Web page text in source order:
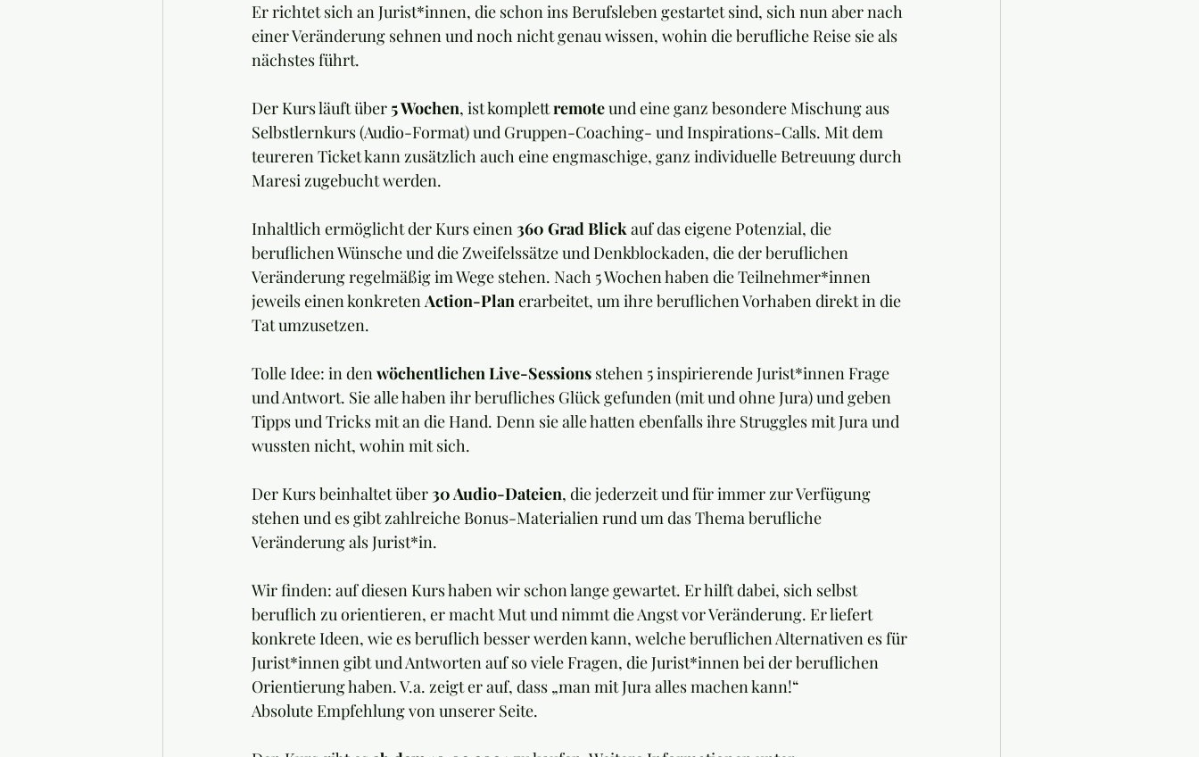
Er richtet sich an Jurist*innen, die schon ins Berufsleben gestartet sind, sich nun aber nach
einer Veränderung sehnen und noch nicht genau wissen, wohin die berufliche Reise sie als
nächstes führt.
Der Kurs läuft über 5 Wochen, ist komplett remote und eine ganz besondere Mischung aus
Selbstlernkurs (Audio-Format) und Gruppen-Coaching- und Inspirations-Calls. Mit dem
teureren Ticket kann zusätzlich auch eine engmaschige, ganz individuelle Betreuung durch
Maresi zugebucht werden.
Inhaltlich ermöglicht der Kurs einen 360 Grad Blick auf das eigene Potenzial, die
beruflichen Wünsche und die Zweifelssätze und Denkblockaden, die der beruflichen
Veränderung regelmäßig im Wege stehen. Nach 5 Wochen haben die Teilnehmer*innen
jeweils einen konkreten Action-Plan erarbeitet, um ihre beruflichen Vorhaben direkt in die
Tat umzusetzen.
Tolle Idee: in den wöchentlichen Live-Sessions stehen 5 inspirierende Jurist*innen Frage
und Antwort. Sie alle haben ihr berufliches Glück gefunden (mit und ohne Jura) und geben
Tipps und Tricks mit an die Hand. Denn sie alle hatten ebenfalls ihre Struggles mit Jura und
wussten nicht, wohin mit sich.
Der Kurs beinhaltet über 30 Audio-Dateien, die jederzeit und für immer zur Verfügung
stehen und es gibt zahlreiche Bonus-Materialien rund um das Thema berufliche
Veränderung als Jurist*in.
Wir finden: auf diesen Kurs haben wir schon lange gewartet. Er hilft dabei, sich selbst
beruflich zu orientieren, er macht Mut und nimmt die Angst vor Veränderung. Er liefert
konkrete Ideen, wie es beruflich besser werden kann, welche beruflichen Alternativen es für
Jurist*innen gibt und Antworten auf so viele Fragen, die Jurist*innen bei der beruflichen
Orientierung haben. V.a. zeigt er auf, dass „man mit Jura alles machen kann!“
Absolute Empfehlung von unserer Seite.